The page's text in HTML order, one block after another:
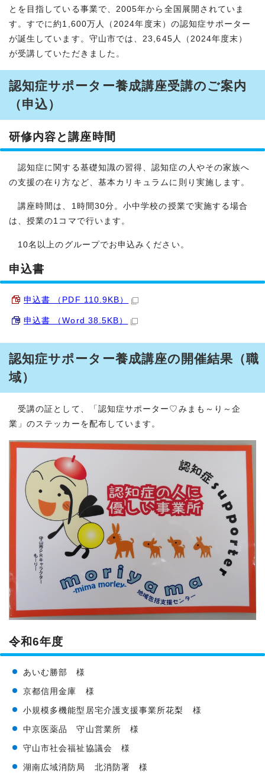
とを目指している事業で、2005年から全国展開されていま
す。すでに約1,600万人（2024年度末）の認知症サポーター
が誕生しています。守山市では、23,645人（2024年度末）
が受講していただきました。
認知症サポーター養成講座受講のご案内
（申込）
研修内容と講座時間
認知症に関する基礎知識の習得、認知症の人やその家族へ
の支援の在り方など、基本カリキュラムに則り実施します。
講座時間は、1時間30分。小中学校の授業で実施する場合
は、授業の1コマで行います。
10名以上のグループでお申込みください。
申込書
申込書 （PDF 110.9KB）
申込書 （Word 38.5KB）
認知症サポーター養成講座の開催結果（職
域）
受講の証として、「認知症サポーター♡みまも～り～企
業」のステッカーを配布しています。
令和6年度
あいむ勝部 様
京都信用金庫 様
小規模多機能型居宅介護支援事業所花梨 様
中京医薬品 守山営業所 様
守山市社会福祉協議会 様
湖南広域消防局 北消防署 様